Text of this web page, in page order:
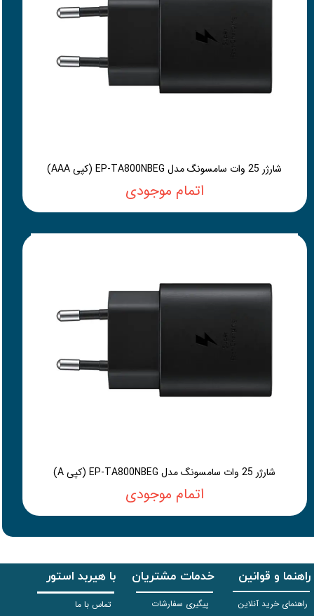
شارژر 25 وات سامسونگ مدل EP-TA800NBEG (کپی AAA)
اتمام موجودی
شارژر 25 وات سامسونگ مدل EP-TA800NBEG (کپی A)
اتمام موجودی
راهنما و قوانین
راهنمای خرید آنلاین
خدمات مشتریان
پیگیری سفارشات
با هیربد استور
تماس با ما